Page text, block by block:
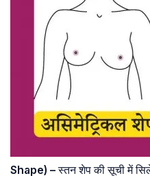
Shape) –स्तन शेप की सूची में